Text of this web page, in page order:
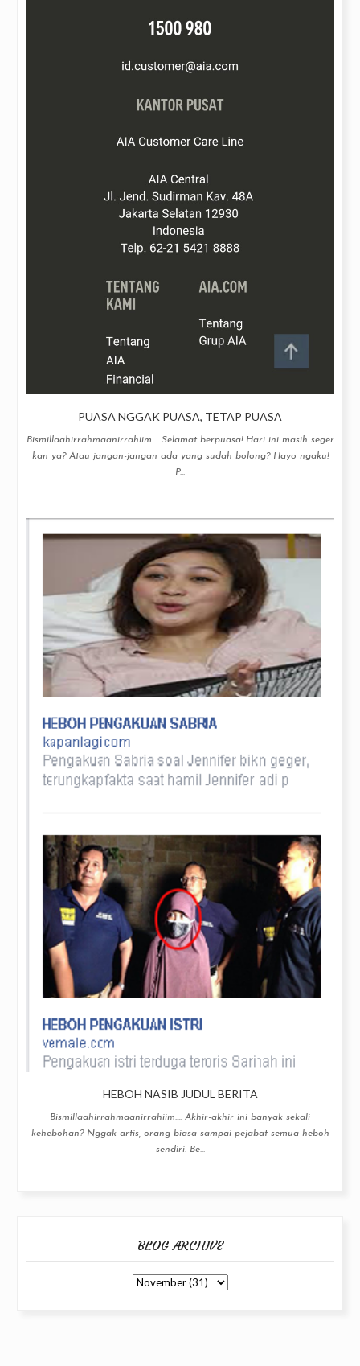
PUASA NGGAK PUASA, TETAP PUASA
Bismillaahirrahmaanirrahiim.... Selamat berpuasa! Hari ini masih seger
kan ya? Atau jangan-jangan ada yang sudah bolong? Hayo ngaku!
P...
HEBOH NASIB JUDUL BERITA
Bismillaahirrahmaanirrahiim.... Akhir-akhir ini banyak sekali
kehebohan? Nggak artis, orang biasa sampai pejabat semua heboh
sendiri. Be...
BLOG ARCHIVE